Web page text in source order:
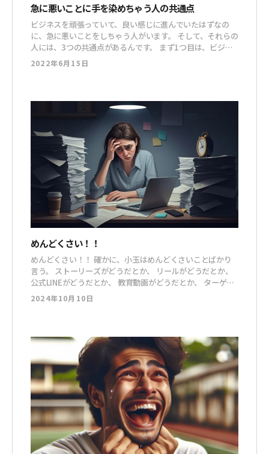
急に悪いことに手を染めちゃう人の共通点
ビジネスを頑張っていて、良い感じに進んでいたはずなの
に、急に悪いことをしちゃう人がいます。 そして、それらの
人には、3つの共通点があるんです。 まず1つ目は、ビジネ
スが好きというより、お金が好き過ぎる人。 ネットビジネ
スで稼ぐのって、他のあらゆるビジネスと比べて圧倒的に簡
2022年6月15日
めんどくさい！！
めんどくさい！！ 確かに、小玉はめんどくさいことばかり
言う。 ストーリーズがどうだとか、 リールがどうだとか、
公式LINEがどうだとか、 教育動画がどうだとか、 ターゲッ
トがどうだとか… 口を開けばマーケティング、ライティン
グと「なんとかティング」がとにかく多い！ めんどくさい
2024年10月10日